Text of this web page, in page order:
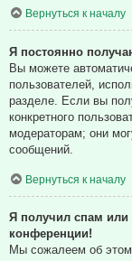
Вернуться к началу
Я постоянно
Вы можете
пользователей,
разделе. Если вы
конкретного
модераторам; они
сообщений.
Вернуться к началу
Я получил спам или
конференции!
Мы сожалеем об